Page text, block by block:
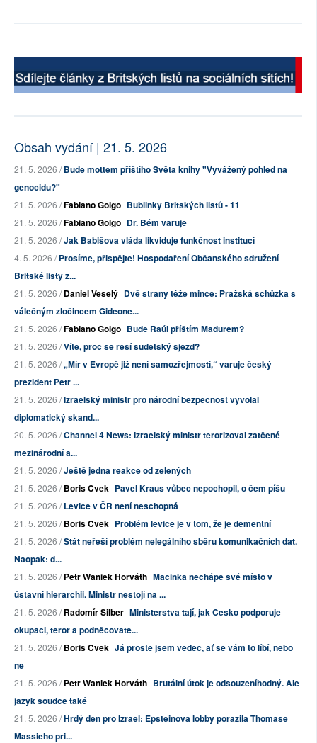
Obsah vydání | 21. 5. 2026
21. 5. 2026 /Bude mottem příštího Světa knihy "Vyvážený pohled na
genocidu?"
21. 5. 2026 /Fabiano Golgo Bublinky Britských listů - 11
21. 5. 2026 /Fabiano Golgo Dr. Bém varuje
21. 5. 2026 /Jak Babišova vláda likviduje funkčnost institucí
4. 5. 2026 /Prosíme, přispějte! Hospodaření Občanského sdružení
Britské listy z...
21. 5. 2026 /Daniel Veselý Dvě strany téže mince: Pražská schůzka s
válečným zločincem Gideone...
21. 5. 2026 /Fabiano Golgo Bude Raúl příštím Madurem?
21. 5. 2026 /Víte, proč se řeší sudetský sjezd?
21. 5. 2026 /„Mír v Evropě již není samozřejmostí,“ varuje český
prezident Petr ...
21. 5. 2026 /Izraelský ministr pro národní bezpečnost vyvolal
diplomatický skand...
20. 5. 2026 /Channel 4 News: Izraelský ministr terorizoval zatčené
mezinárodní a...
21. 5. 2026 /Ještě jedna reakce od zelených
21. 5. 2026 /Boris Cvek Pavel Kraus vůbec nepochopil, o čem píšu
21. 5. 2026 /Levice v ČR není neschopná
21. 5. 2026 /Boris Cvek Problém levice je v tom, že je dementní
21. 5. 2026 /Stát neřeší problém nelegálního sběru komunikačních dat.
Naopak: d...
21. 5. 2026 /Petr Waniek Horváth Macinka nechápe své místo v
ústavní hierarchii. Ministr nestojí na ...
21. 5. 2026 /Radomír Silber Ministerstva tají, jak Česko podporuje
okupaci, teror a podněcovate...
21. 5. 2026 /Boris Cvek Já prostě jsem vědec, ať se vám to líbí, nebo
ne
21. 5. 2026 /Petr Waniek Horváth Brutální útok je odsouzeníhodný. Ale
jazyk soudce také
21. 5. 2026 /Hrdý den pro Izrael: Epsteinova lobby porazila Thomase
Massieho pri...